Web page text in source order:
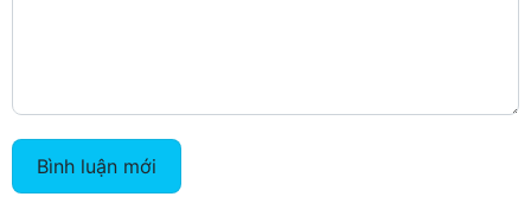
Bình luận mới